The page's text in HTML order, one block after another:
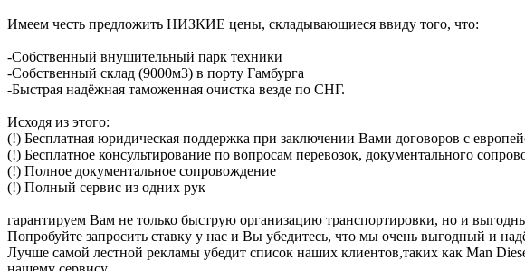
Имеем честь предложить НИЗКИЕ цены, складывающиеся ввиду того, что:
-Собственный внушительный парк техники
-Собственный склад (9000м3) в порту Гамбурга
-Быстрая надёжная таможенная очистка везде по СНГ.
Исходя из этого:
(!) Бесплатная юридическая поддержка при заключении Вами договоров с
(!) Бесплатное консультирование по вопросам перевозок, документального
(!) Полное документальное сопровождение
(!) Полный сервис из одних рук
гарантируем Вам не только быструю организацию транспортировки, но и
Попробуйте запросить ставку у нас и Вы убедитесь, что мы очень выгодный и
Лучше самой лестной рекламы убедит список наших клиентов,таких как Man